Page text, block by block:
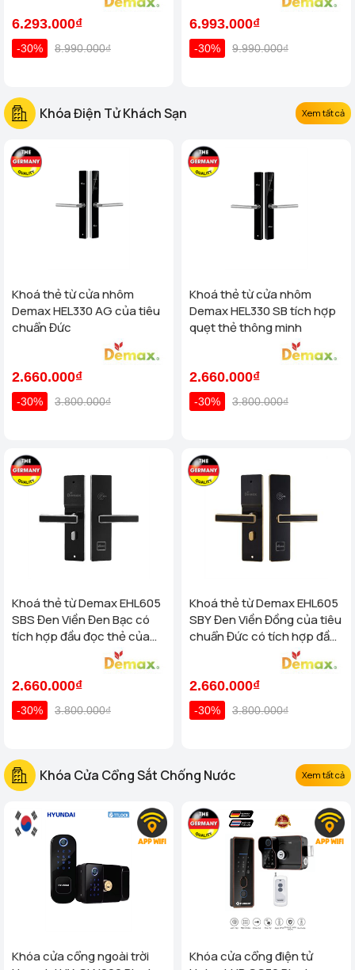
6.293.000₫
-30% 8.990.000₫
6.993.000₫
-30% 9.990.000₫
Khóa Điện Tử Khách Sạn Xem tất cả
Khoá thẻ từ cửa nhôm
Demax HEL330 AG của tiêu
chuẩn Đức
2.660.000₫
-30% 3.800.000₫
Khoá thẻ từ cửa nhôm
Demax HEL330 SB tích hợp
quẹt thẻ thông minh
2.660.000₫
-30% 3.800.000₫
Khoá thẻ từ Demax EHL605
SBS Đen Viền Đen Bạc có
tích hợp đầu đọc thẻ của
2.660.000₫
-30% 3.800.000₫
Khoá thẻ từ Demax EHL605
SBY Đen Viền Đồng của tiêu
chuẩn Đức có tích hợp đầu
2.660.000₫
-30% 3.800.000₫
Khóa Cửa Cổng Sắt Chống Nước Xem tất cả
Khóa cửa cổng ngoài trời
Khóa cửa cổng điện tử